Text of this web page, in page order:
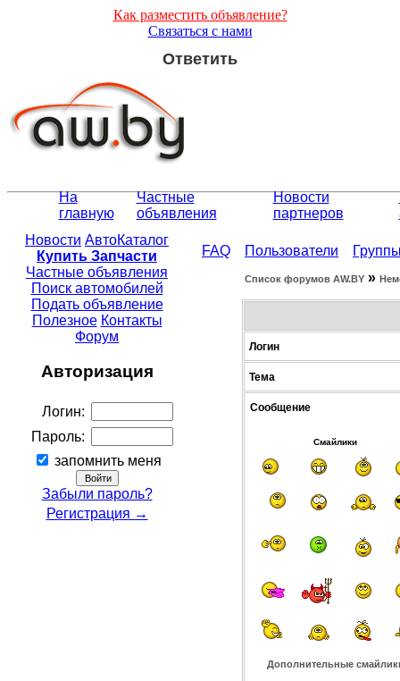
Как разместить объявление?
Связаться с нами
Ответить
На
главную
Частные
объявления
Новости
партнеров
Новости АвтоКаталог
Купить Запчасти
Частные объявления
Поиск автомобилей
Подать объявление
Полезное Контакты
Форум
Авторизация
Логин:
Пароль:
запомнить меня
Забыли пароль?
Регистрация →
FAQ Пользователи
Список форумов АW.BY »
Логин
Тема
Сообщение
Смайлики
Дополнительные